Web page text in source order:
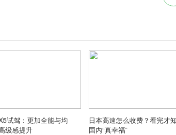
试驾：更加全能与均
级感提升
日本高速怎么收费？看完才
国内“真幸福”